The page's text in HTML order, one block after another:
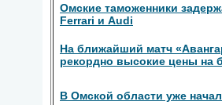
Омские таможенники
Ferrari и Audi
На ближайший матч
рекордно высокие цены на
В Омской области уже